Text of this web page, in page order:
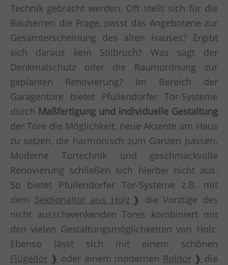
Technik gebracht werden. Oft stellt sich für die
Bauherren die Frage, passt das Angebotene zur
Gesamterscheinung des alten Hauses? Ergibt
sich daraus kein Stilbruch? Was sagt der
Denkmalschutz oder die Raumordnung zur
geplanten Renovierung? Im Bereich der
Garagentore bietet Pfullendorfer Tor-Systeme
durch Maßfertigung und individuelle Gestaltung
der Tore die Möglichkeit, neue Akzente am Haus
zu setzen, die harmonisch zum Ganzen passen.
Moderne Tortechnik und geschmackvolle
Renovierung schließen sich hierbei nicht aus.
So bietet Pfullendorfer Tor-Systeme z.B. mit
dem Sektionaltor aus Holz
die Vorzüge des
nicht ausschwenkenden Tores kombiniert mit
den vielen Gestaltungsmöglichkeiten von Holz.
Ebenso lässt sich mit einem schönen
Flügeltor
oder einem modernen Rolltor
die